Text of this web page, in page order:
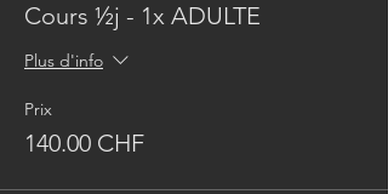
Cours ½j - 1x ADULTE
Plus d'info
Prix
140.00 CHF